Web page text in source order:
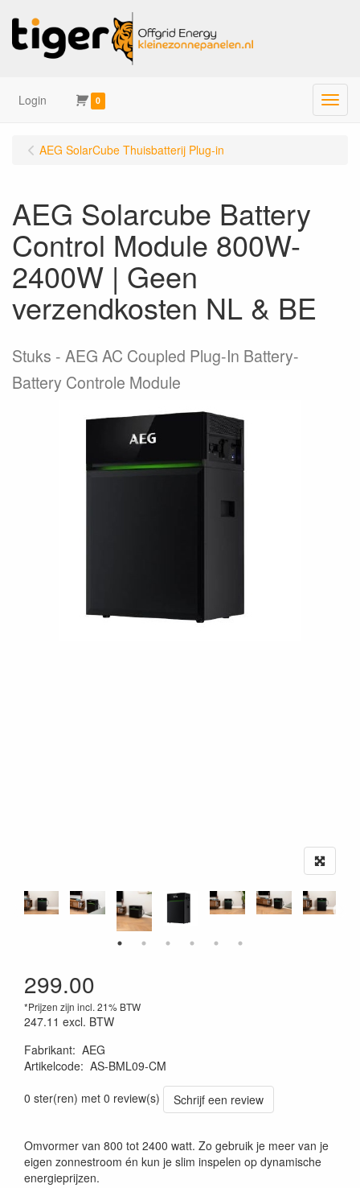
Login 0 Menu
AEG SolarCube Thuisbatterij Plug-in
AEG Solarcube Battery
Control Module 800W-
2400W | Geen
verzendkosten NL & BE
Stuks
AEG AC Coupled Plug-In Battery-
Battery Controle Module
299.00
*Prijzen zijn incl. 21% BTW
247.11 excl. BTW
Fabrikant: AEG
Artikelcode: AS-BML09-CM
0 ster(ren) met 0 review(s)
Schrijf een review
Omvormer van 800 tot 2400 watt. Zo gebruik je meer van je
eigen zonnestroom én kun je slim inspelen op dynamische
energieprijzen.